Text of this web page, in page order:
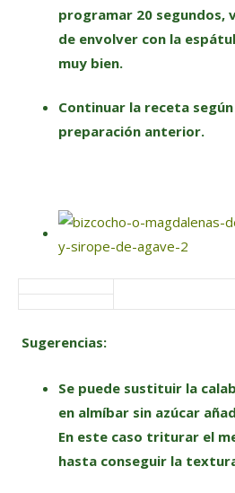
programar 20 segundos,
de envolver con la
muy bien.
Continuar la receta
preparación anterior.
Sugerencias:
Se puede sustituir la
en almíbar sin azúcar
En este caso triturar el
hasta conseguir la